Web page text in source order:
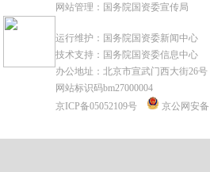
网站管理：国务院国资委宣传局
运行维护：国务院国资委新闻中心
技术支持：国务院国资委信息中心
办公地址：北京市宣武门西大街26
网站标识码bm27000004
京ICP备05052109号
京公网安备